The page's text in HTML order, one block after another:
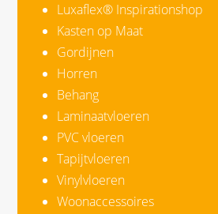
Luxaflex® Inspirationshop
Kasten op Maat
Gordijnen
Horren
Behang
Laminaatvloeren
PVC vloeren
Tapijtvloeren
Vinylvloeren
Woonaccessoires